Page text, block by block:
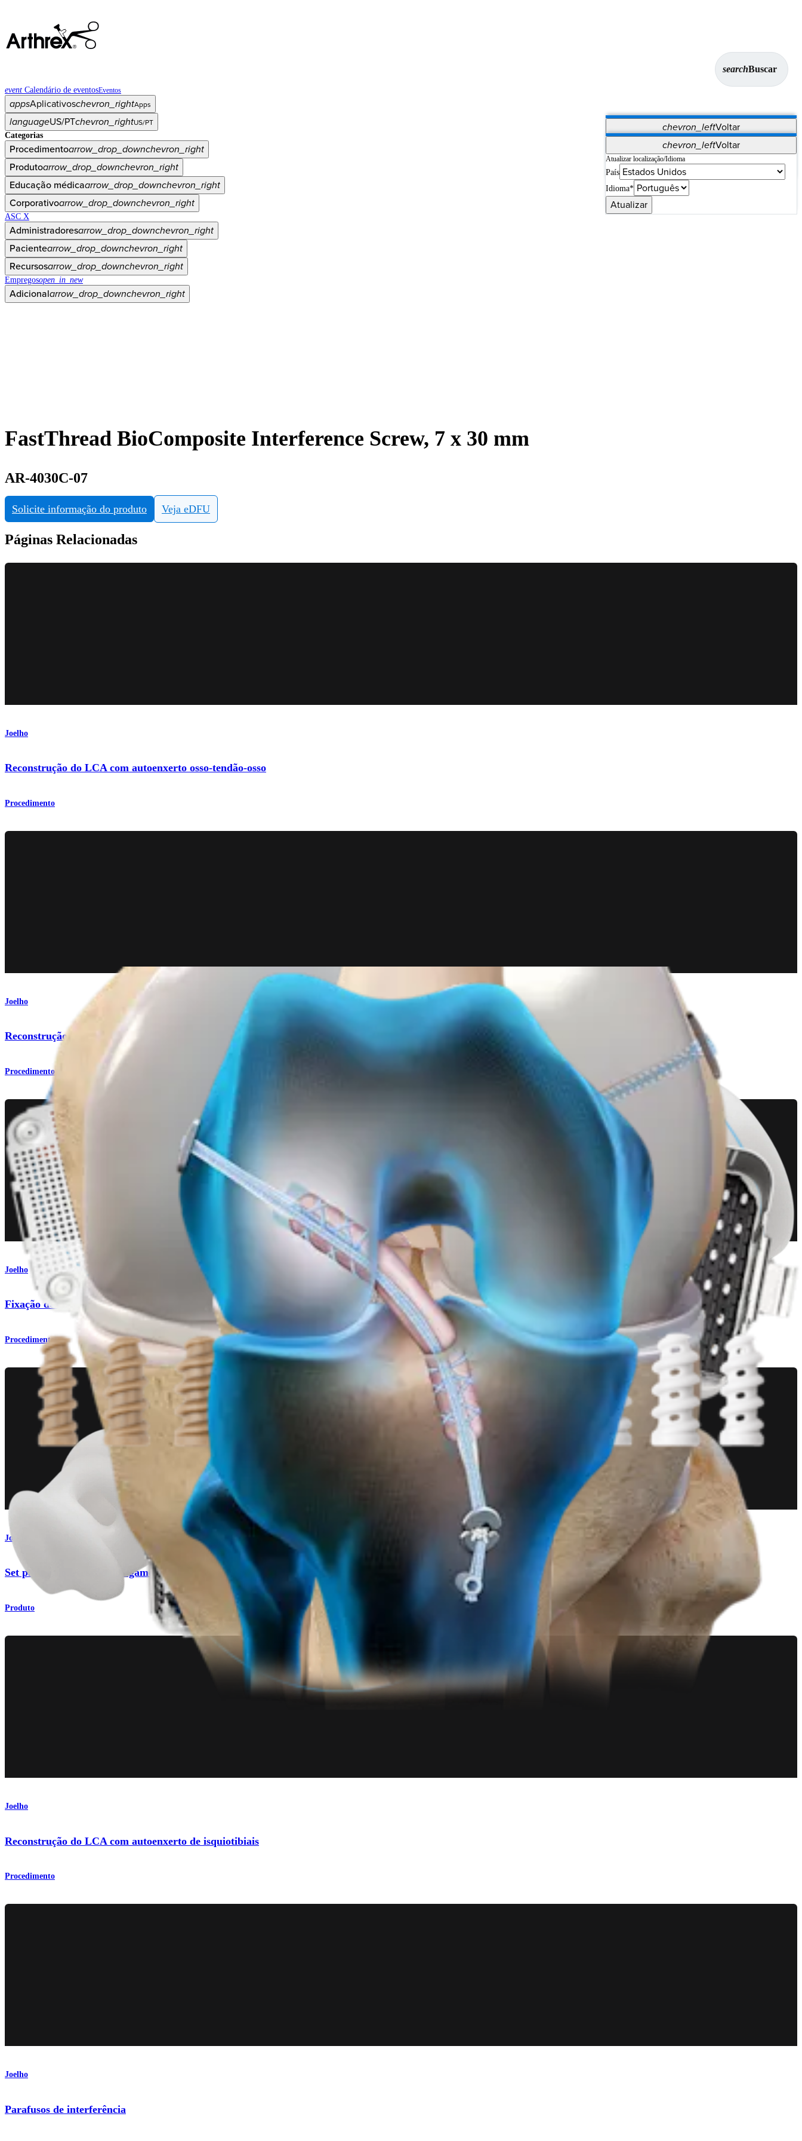
searchBuscar
event Calendário de eventosEventos
appsAplicativoschevron_rightApps
chevron_leftVoltar
Vet Systems OrthoPedia Patient
Supplier Portal
Synergy Imaging & Resection
languageUS/PTchevron_rightUS/PT
chevron_leftVoltar
Atualizar localização/Idioma
País
Idioma*
Atualizar
Categorias
Procedimentoarrow_drop_downchevron_right
Produtoarrow_drop_downchevron_right
Educação médicaarrow_drop_downchevron_right
Corporativoarrow_drop_downchevron_right
ASC X
Administradoresarrow_drop_downchevron_right
Pacientearrow_drop_downchevron_right
Recursosarrow_drop_downchevron_right
Empregosopen_in_new
Adicionalarrow_drop_downchevron_right
FastThread BioComposite Interference Screw, 7 x 30 mm
AR-4030C-07
Solicite informação do produto Veja eDFU
Páginas Relacionadas
Joelho
Reconstrução do LCA com autoenxerto osso-tendão-osso
Procedimento
Joelho
Reconstrução anatômica do ligamento colateral
Procedimento
Joelho
Fixação de enxerto no ligamento colateral
Procedimento
Joelho
Set para reconstrução de ligamento colateral
Produto
Joelho
Reconstrução do LCA com autoenxerto de isquiotibiais
Procedimento
Joelho
Parafusos de interferência